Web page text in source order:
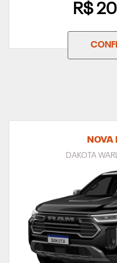
R$
NOVA
DAKOTA